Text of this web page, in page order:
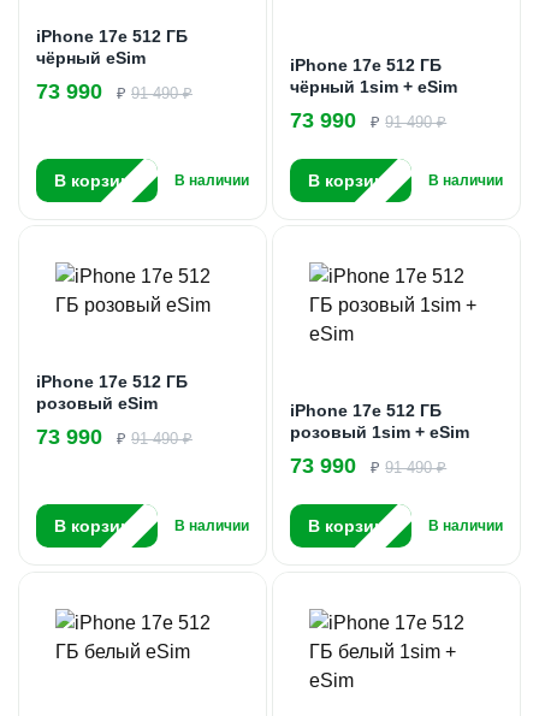
iPhone 17e 512 ГБ
чёрный eSim
73 990 ₽ 91 490 ₽
В корзину В наличии
iPhone 17e 512 ГБ
чёрный 1sim + eSim
73 990 ₽91 490 ₽
В корзину В наличии
iPhone 17e 512 ГБ
розовый eSim
73 990 ₽ 91 490 ₽
В корзину В наличии
iPhone 17e 512 ГБ
розовый 1sim + eSim
73 990 ₽91 490 ₽
В корзину В наличии